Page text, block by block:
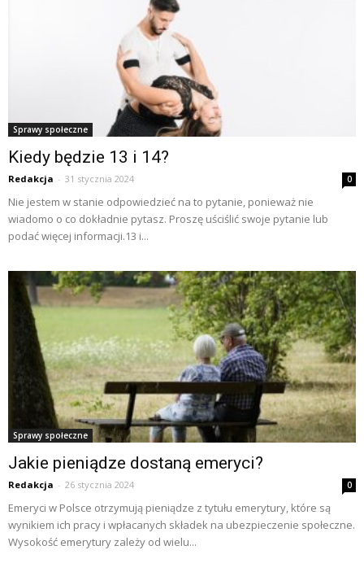
Sprawy społeczne
Kiedy będzie 13 i 14?
Redakcja - 31 stycznia 2024 0
Nie jestem w stanie odpowiedzieć na to pytanie, ponieważ nie
wiadomo o co dokładnie pytasz. Proszę uściślić swoje pytanie lub
podać więcej informacji.13 i...
Sprawy społeczne
Jakie pieniądze dostaną emeryci?
Redakcja - 26 stycznia 2024 0
Emeryci w Polsce otrzymują pieniądze z tytułu emerytury, które są
wynikiem ich pracy i wpłacanych składek na ubezpieczenie społeczne.
Wysokość emerytury zależy od wielu...